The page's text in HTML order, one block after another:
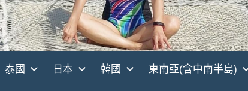
泰國 日本 韓國 東南亞(含中南半島)